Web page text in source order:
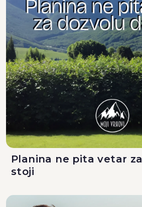
Planina ne pita vetar
stoji